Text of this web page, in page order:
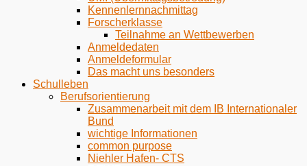
Kennenlernnachmittag
Forscherklasse
Teilnahme an Wettbewerben
Anmeldedaten
Anmeldeformular
Das macht uns besonders
Schulleben
Berufsorientierung
Zusammenarbeit mit dem IB Internationaler
Bund
wichtige Informationen
common purpose
Niehler Hafen- CTS